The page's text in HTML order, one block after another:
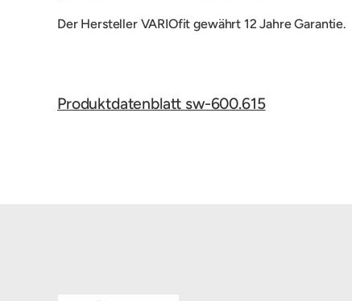
Der Hersteller VARIOfit gewährt 12 Jahre Garantie.
Produktdatenblatt sw-600.615